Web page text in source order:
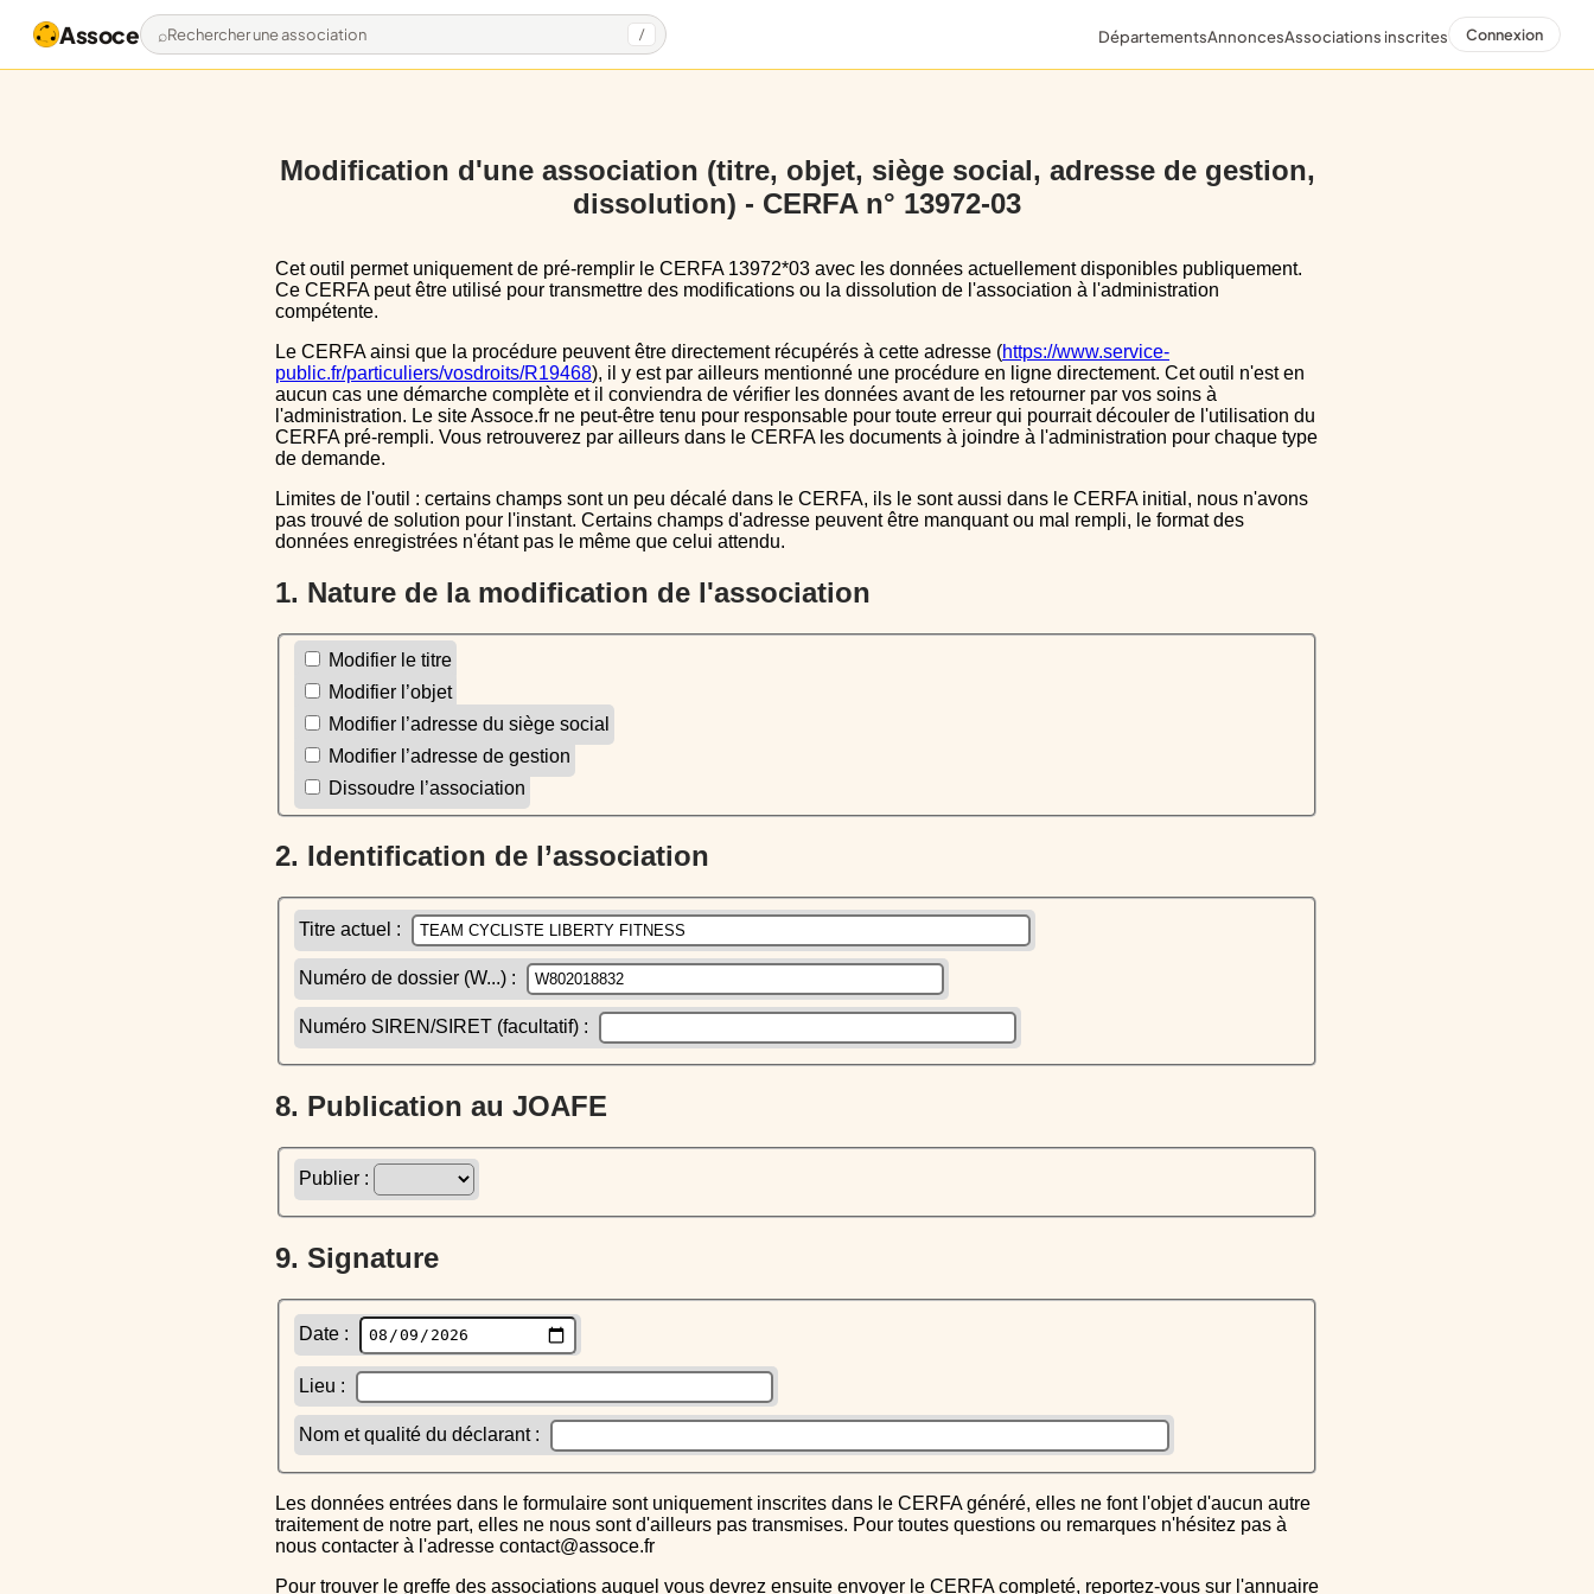
Assoce Rechercher une association / DépartementsAnnoncesAssociations inscrites Connexion
Modification d'une association (titre, objet, siège social, adresse de gestion,
dissolution) - CERFA n° 13972-03
Cet outil permet uniquement de pré-remplir le CERFA 13972*03 avec les données actuellement disponibles publiquement.
Ce CERFA peut être utilisé pour transmettre des modifications ou la dissolution de l'association à l'administration
compétente.
Le CERFA ainsi que la procédure peuvent être directement récupérés à cette adresse (https://www.service-
public.fr/particuliers/vosdroits/R19468), il y est par ailleurs mentionné une procédure en ligne directement. Cet outil n'est en
aucun cas une démarche complète et il conviendra de vérifier les données avant de les retourner par vos soins à
l'administration. Le site Assoce.fr ne peut-être tenu pour responsable pour toute erreur qui pourrait découler de l'utilisation du
CERFA pré-rempli. Vous retrouverez par ailleurs dans le CERFA les documents à joindre à l'administration pour chaque type
de demande.
Limites de l'outil : certains champs sont un peu décalé dans le CERFA, ils le sont aussi dans le CERFA initial, nous n'avons
pas trouvé de solution pour l'instant. Certains champs d'adresse peuvent être manquant ou mal rempli, le format des
données enregistrées n'étant pas le même que celui attendu.
1. Nature de la modification de l'association
Modifier le titre
Modifier l’objet
Modifier l’adresse du siège social
Modifier l’adresse de gestion
Dissoudre l’association
2. Identification de l’association
Titre actuel :
Numéro de dossier (W...) :
Numéro SIREN/SIRET (facultatif) :
8. Publication au JOAFE
Publier :
9. Signature
Date :
Lieu :
Nom et qualité du déclarant :
Les données entrées dans le formulaire sont uniquement inscrites dans le CERFA généré, elles ne font l'objet d'aucun autre
traitement de notre part, elles ne nous sont d'ailleurs pas transmises. Pour toutes questions ou remarques n'hésitez pas à
nous contacter à l'adresse contact@assoce.fr
Pour trouver le greffe des associations auquel vous devrez ensuite envoyer le CERFA completé, reportez-vous sur l'annuaire